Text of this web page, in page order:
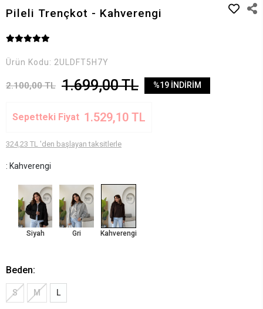
Pileli Trençkot - Kahverengi
Ürün Kodu: 2ULDFT5H7Y
2.100,00 TL 1.699,00 TL %19 İNDİRİM
Sepetteki Fiyat 1.529,10 TL
324,23 TL 'den başlayan taksitlerle
: Kahverengi
Siyah Gri Kahverengi
Beden:
S M L